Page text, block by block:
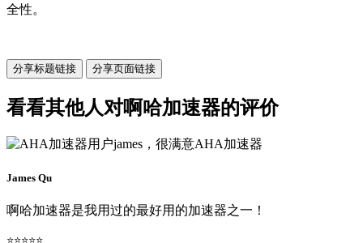
全性。
分享标题链接 分享页面链接
看看其他人对啊哈加速器的评价
James Qu
啊哈加速器是我用过的最好用的加速器之一！
⭐⭐⭐⭐⭐